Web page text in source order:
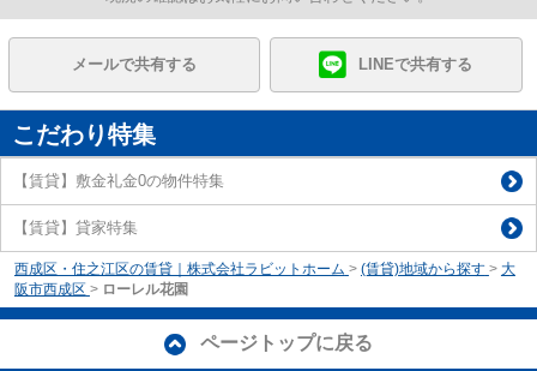
メールで共有する LINEで共有する
こだわり特集
【賃貸】敷金礼金0の物件特集
【賃貸】貸家特集
西成区・住之江区の賃貸｜株式会社ラビットホーム > (賃貸)地域から探す > 大
阪市西成区 > ローレル花園
ページトップに戻る